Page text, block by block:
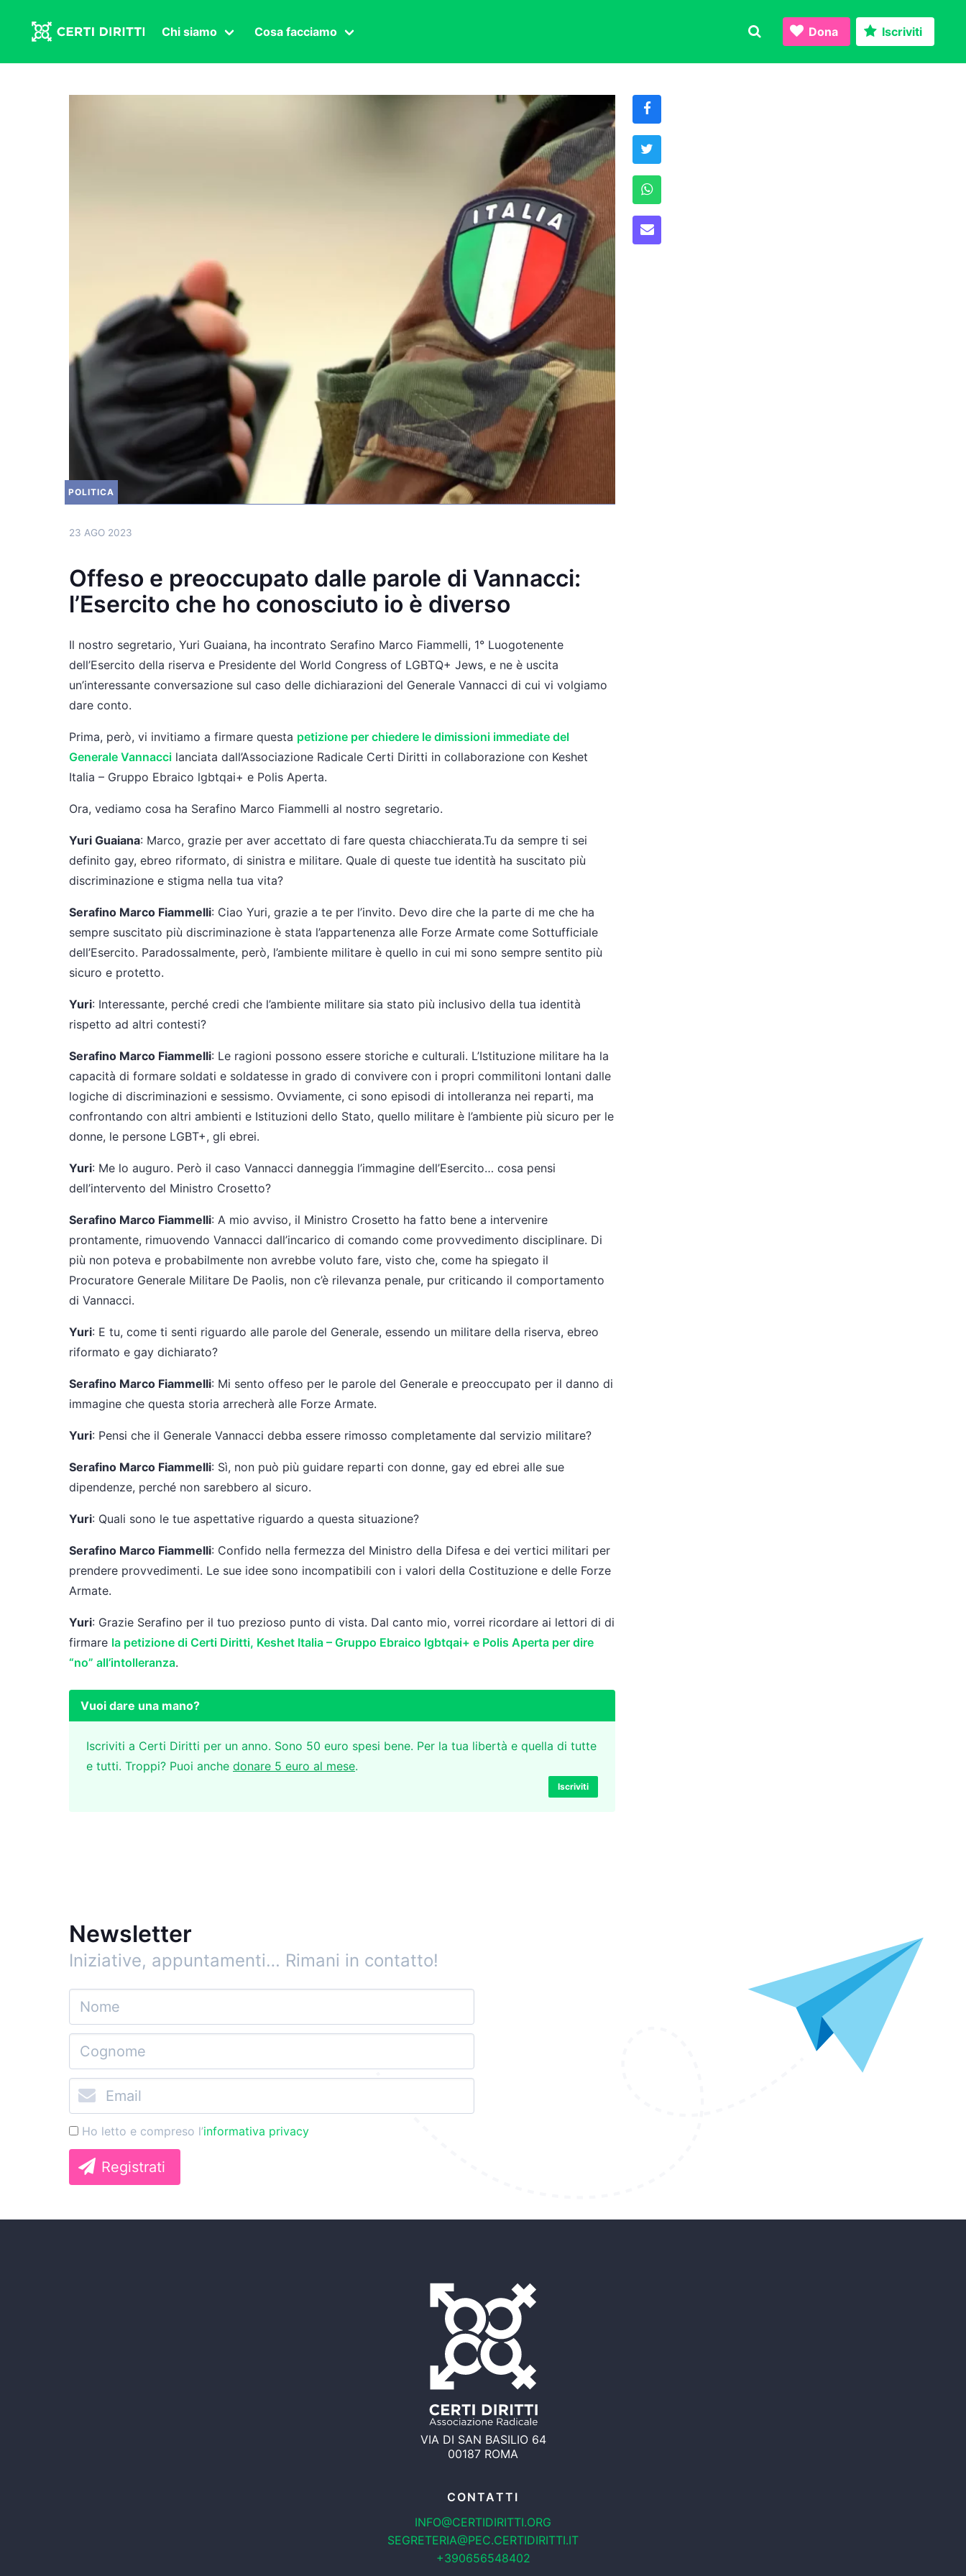
Chi siamo Cosa facciamo Dona Iscriviti
POLITICA
23 AGO 2023
Offeso e preoccupato dalle parole di Vannacci:
l’Esercito che ho conosciuto io è diverso
Il nostro segretario, Yuri Guaiana, ha incontrato Serafino Marco Fiammelli, 1° Luogotenente
dell’Esercito della riserva e Presidente del World Congress of LGBTQ+ Jews, e ne è uscita
un’interessante conversazione sul caso delle dichiarazioni del Generale Vannacci di cui vi volgiamo
dare conto.
Prima, però, vi invitiamo a firmare questa petizione per chiedere le dimissioni immediate del
Generale Vannacci lanciata dall’Associazione Radicale Certi Diritti in collaborazione con Keshet
Italia – Gruppo Ebraico lgbtqai+ e Polis Aperta.
Ora, vediamo cosa ha Serafino Marco Fiammelli al nostro segretario.
Yuri Guaiana: Marco, grazie per aver accettato di fare questa chiacchierata.Tu da sempre ti sei
definito gay, ebreo riformato, di sinistra e militare. Quale di queste tue identità ha suscitato più
discriminazione e stigma nella tua vita?
Serafino Marco Fiammelli: Ciao Yuri, grazie a te per l’invito. Devo dire che la parte di me che ha
sempre suscitato più discriminazione è stata l’appartenenza alle Forze Armate come Sottufficiale
dell’Esercito. Paradossalmente, però, l’ambiente militare è quello in cui mi sono sempre sentito più
sicuro e protetto.
Yuri: Interessante, perché credi che l’ambiente militare sia stato più inclusivo della tua identità
rispetto ad altri contesti?
Serafino Marco Fiammelli: Le ragioni possono essere storiche e culturali. L’Istituzione militare ha la
capacità di formare soldati e soldatesse in grado di convivere con i propri commilitoni lontani dalle
logiche di discriminazioni e sessismo. Ovviamente, ci sono episodi di intolleranza nei reparti, ma
confrontando con altri ambienti e Istituzioni dello Stato, quello militare è l’ambiente più sicuro per le
donne, le persone LGBT+, gli ebrei.
Yuri: Me lo auguro. Però il caso Vannacci danneggia l’immagine dell’Esercito… cosa pensi
dell’intervento del Ministro Crosetto?
Serafino Marco Fiammelli: A mio avviso, il Ministro Crosetto ha fatto bene a intervenire
prontamente, rimuovendo Vannacci dall’incarico di comando come provvedimento disciplinare. Di
più non poteva e probabilmente non avrebbe voluto fare, visto che, come ha spiegato il
Procuratore Generale Militare De Paolis, non c’è rilevanza penale, pur criticando il comportamento
di Vannacci.
Yuri: E tu, come ti senti riguardo alle parole del Generale, essendo un militare della riserva, ebreo
riformato e gay dichiarato?
Serafino Marco Fiammelli: Mi sento offeso per le parole del Generale e preoccupato per il danno di
immagine che questa storia arrecherà alle Forze Armate.
Yuri: Pensi che il Generale Vannacci debba essere rimosso completamente dal servizio militare?
Serafino Marco Fiammelli: Sì, non può più guidare reparti con donne, gay ed ebrei alle sue
dipendenze, perché non sarebbero al sicuro.
Yuri: Quali sono le tue aspettative riguardo a questa situazione?
Serafino Marco Fiammelli: Confido nella fermezza del Ministro della Difesa e dei vertici militari per
prendere provvedimenti. Le sue idee sono incompatibili con i valori della Costituzione e delle Forze
Armate.
Yuri: Grazie Serafino per il tuo prezioso punto di vista. Dal canto mio, vorrei ricordare ai lettori di di
firmare la petizione di Certi Diritti, Keshet Italia – Gruppo Ebraico lgbtqai+ e Polis Aperta per dire
“no” all’intolleranza.
Vuoi dare una mano?
Iscriviti a Certi Diritti per un anno. Sono 50 euro spesi bene. Per la tua libertà e quella di tutte
e tutti. Troppi? Puoi anche donare 5 euro al mese.
Iscriviti
Newsletter
Iniziative, appuntamenti… Rimani in contatto!
Ho letto e compreso l’informativa privacy
Registrati
VIA DI SAN BASILIO 64
00187 ROMA
CONTATTI
INFO@CERTIDIRITTI.ORG
SEGRETERIA@PEC.CERTIDIRITTI.IT
+390656548402